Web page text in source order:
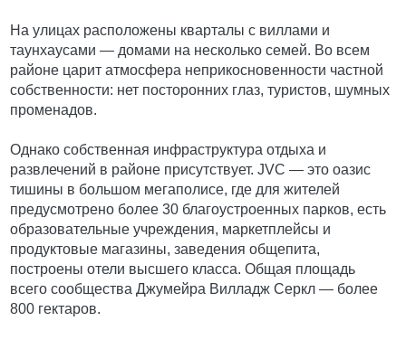
На улицах расположены кварталы с виллами и
таунхаусами — домами на несколько семей. Во всем
районе царит атмосфера неприкосновенности частной
собственности: нет посторонних глаз, туристов, шумных
променадов.
Однако собственная инфраструктура отдыха и
развлечений в районе присутствует. JVC — это оазис
тишины в большом мегаполисе, где для жителей
предусмотрено более 30 благоустроенных парков, есть
образовательные учреждения, маркетплейсы и
продуктовые магазины, заведения общепита,
построены отели высшего класса. Общая площадь
всего сообщества Джумейра Вилладж Серкл — более
800 гектаров.